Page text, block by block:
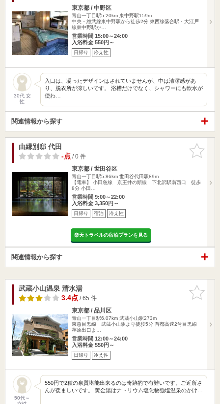
東京都 / 中野区
青山一丁目駅5.20km 東中野駅159m
中央・総武線東中野駅から徒歩2分 東西線落合駅・大江戸
線東中野駅か…
営業時間 15:00～24:00
入浴料金 550円～
日帰り 冷え性
30代 女
性
入口は、凝ったデザインはされていませんが、中は清潔感があ
り、脱衣所が涼しいです。 浴槽だけでなく、シャワーにも軟水が
使わ…
関連情報から探す
お気に入
りに追加
由縁別邸 代田
-点/ 0 件
東京都 / 世田谷区
青山一丁目駅5.86km 世田谷代田駅89m
【電車】 小田急線 京王井の頭線 下北沢駅南西口 徒歩
8分 小田…
営業時間 9:00～22:00
入浴料金 3,350円～
日帰り 宿泊 冷え性
楽天トラベルの宿泊プランを見る
関連情報から探す
お気に入
りに追加
武蔵小山温泉 清水湯
3.4点/ 65 件
東京都 / 品川区
青山一丁目駅6.07km 武蔵小山駅273m
東急目黒線 武蔵小山駅より徒歩5分 首都高速2号目黒線
荏原出口よ…
営業時間 12:00～24:00
入浴料金 550円～
日帰り 冷え性
50代～
550円で2種の泉質堪能出来るのは奇跡的で有難いです。ご近所さ
んが羨ましいです。 黄金湯はナトリウム塩化物強塩温泉のかけ…